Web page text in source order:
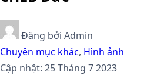
Đăng bởi Admin
Chuyên mục khác, Hình ảnh
Cập nhật: 25 Tháng 7 2023